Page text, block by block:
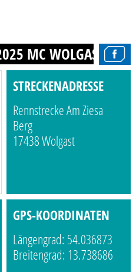
MC WOLGAST
STRECKENADRESSE
Rennstrecke Am Ziesa
Berg
17438 Wolgast
GPS-KOORDINATEN
Längengrad: 54.036873
Breitengrad: 13.738686